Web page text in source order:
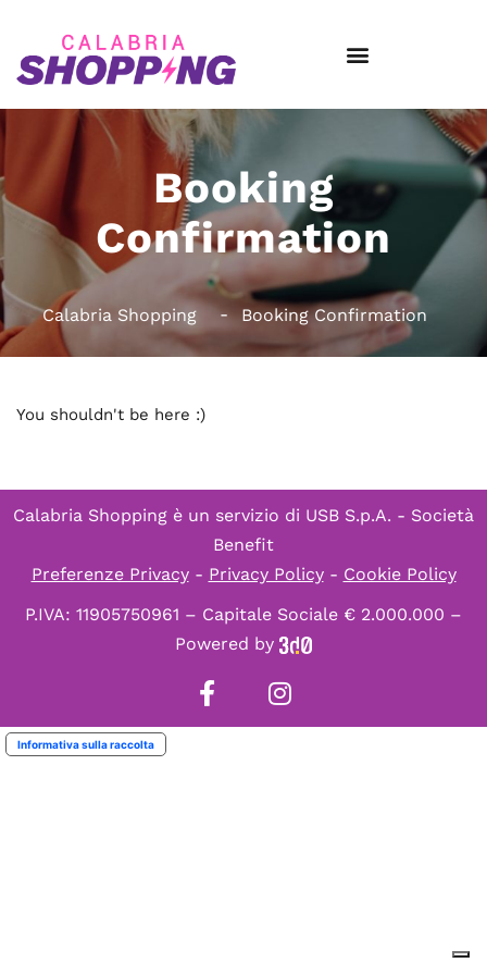
Booking
Confirmation
Calabria Shopping Booking Confirmation
You shouldn't be here :)
Calabria Shopping è un servizio di USB S.p.A. - Società
Benefit
Preferenze Privacy- Privacy Policy- Cookie Policy
P.IVA: 11905750961 – Capitale Sociale € 2.000.000 –
Powered by
Informativa sulla raccolta